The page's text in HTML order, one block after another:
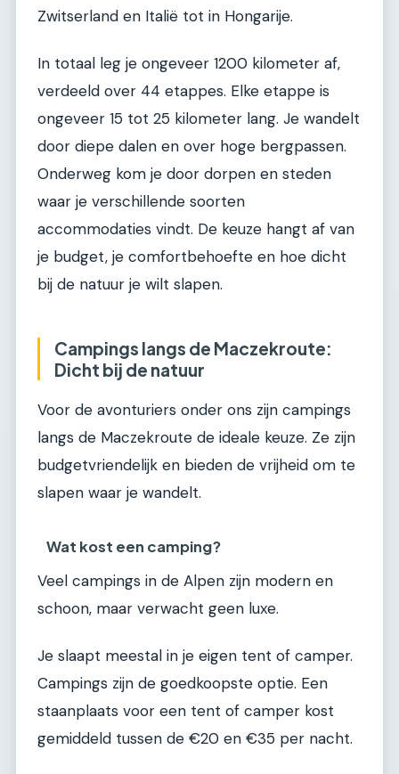
Zwitserland en Italië tot in Hongarije.
In totaal leg je ongeveer 1200 kilometer af,
verdeeld over 44 etappes. Elke etappe is
ongeveer 15 tot 25 kilometer lang. Je wandelt
door diepe dalen en over hoge bergpassen.
Onderweg kom je door dorpen en steden
waar je verschillende soorten
accommodaties vindt. De keuze hangt af van
je budget, je comfortbehoefte en hoe dicht
bij de natuur je wilt slapen.
Campings langs de Maczekroute:
Dicht bij de natuur
Voor de avonturiers onder ons zijn campings
langs de Maczekroute de ideale keuze. Ze zijn
budgetvriendelijk en bieden de vrijheid om te
slapen waar je wandelt.
Wat kost een camping?
Veel campings in de Alpen zijn modern en
schoon, maar verwacht geen luxe.
Je slaapt meestal in je eigen tent of camper.
Campings zijn de goedkoopste optie. Een
staanplaats voor een tent of camper kost
gemiddeld tussen de €20 en €35 per nacht.